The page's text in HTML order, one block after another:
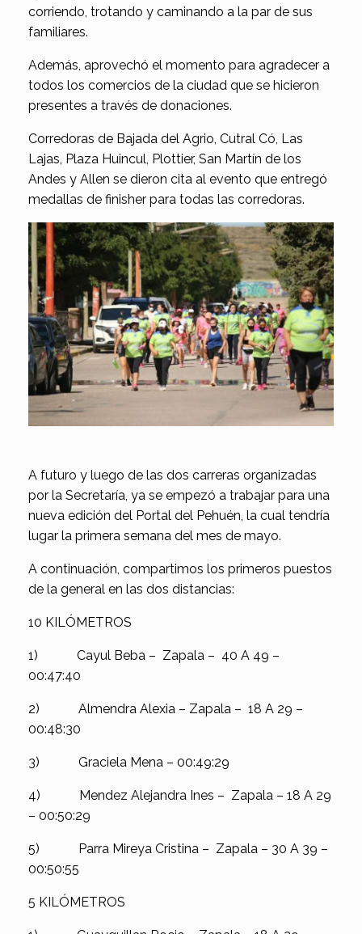
corriendo, trotando y caminando a la par de sus
familiares.
Además, aprovechó el momento para agradecer a
todos los comercios de la ciudad que se hicieron
presentes a través de donaciones.
Corredoras de Bajada del Agrio, Cutral Có, Las
Lajas, Plaza Huincul, Plottier, San Martín de los
Andes y Allen se dieron cita al evento que entregó
medallas de finisher para todas las corredoras.
A futuro y luego de las dos carreras organizadas
por la Secretaría, ya se empezó a trabajar para una
nueva edición del Portal del Pehuén, la cual tendría
lugar la primera semana del mes de mayo.
A continuación, compartimos los primeros puestos
de la general en las dos distancias:
10 KILÓMETROS
1) Cayul Beba – Zapala – 40 A 49 –
00:47:40
2) Almendra Alexia – Zapala – 18 A 29 –
00:48:30
3) Graciela Mena – 00:49:29
4) Mendez Alejandra Ines – Zapala – 18 A 29
– 00:50:29
5) Parra Mireya Cristina – Zapala – 30 A 39 –
00:50:55
5 KILÓMETROS